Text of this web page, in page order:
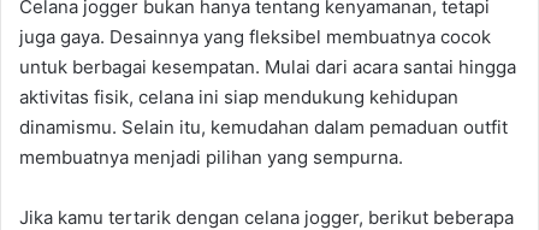
Celana jogger bukan hanya tentang kenyamanan, tetapi
juga gaya. Desainnya yang fleksibel membuatnya cocok
untuk berbagai kesempatan. Mulai dari acara santai hingga
aktivitas fisik, celana ini siap mendukung kehidupan
dinamismu. Selain itu, kemudahan dalam pemaduan outfit
membuatnya menjadi pilihan yang sempurna.
Jika kamu tertarik dengan celana jogger, berikut beberapa